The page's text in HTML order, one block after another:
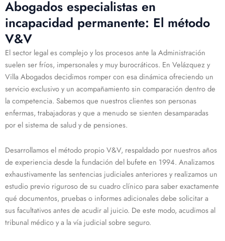
Abogados especialistas en
incapacidad permanente: El método
V&V
El sector legal es complejo y los procesos ante la Administración
suelen ser fríos, impersonales y muy burocráticos. En Velázquez y
Villa Abogados decidimos romper con esa dinámica ofreciendo un
servicio exclusivo y un acompañamiento sin comparación dentro de
la competencia. Sabemos que nuestros clientes son personas
enfermas, trabajadoras y que a menudo se sienten desamparadas
por el sistema de salud y de pensiones.
Desarrollamos el método propio V&V, respaldado por nuestros años
de experiencia desde la fundación del bufete en 1994. Analizamos
exhaustivamente las sentencias judiciales anteriores y realizamos un
estudio previo riguroso de su cuadro clínico para saber exactamente
qué documentos, pruebas o informes adicionales debe solicitar a
sus facultativos antes de acudir al juicio. De este modo, acudimos al
tribunal médico y a la vía judicial sobre seguro.